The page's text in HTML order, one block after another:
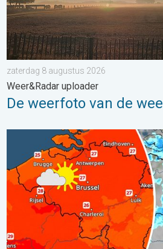
zaterdag 8 augustus 2026
Weer&Radar uploader
De weerfoto van de
Zomerse zaterdag, buiige zondag.